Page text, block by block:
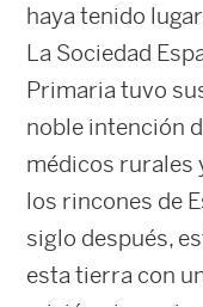
haya tenido
La Sociedad
Primaria tuvo
noble intención
médicos rurales
los rincones de
siglo después,
esta tierra con